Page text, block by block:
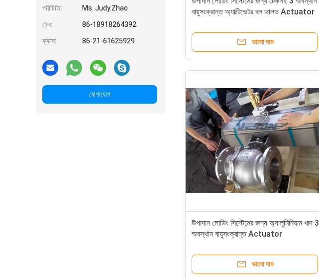
পরিচিতি: Ms. Judy.Zhao
টেল: 86-18918264392
ফ্যাক্স: 86-21-61625929
যোগাযোগ
বায়ুসংক্রান্ত অ্যাক্টিভেটর বল ভালভ Actuator
ভালো দাম
উপাদান লোডিং সিস্টেমের জন্য অ্যালুমিনিয়াম খাদ 3
অবস্থান বায়ুসংক্রান্ত Actuator
ভালো দাম